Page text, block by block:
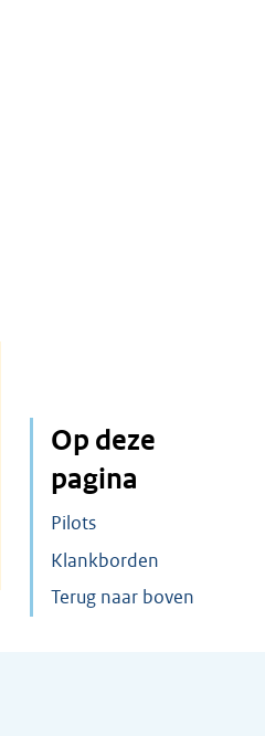
Op deze
pagina
Pilots
Klankborden
Terug naar boven